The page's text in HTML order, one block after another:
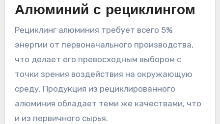
Алюминий с рециклингом
Рециклинг алюминия требует всего 5%
энергии от первоначального производства,
что делает его превосходным выбором с
точки зрения воздействия на окружающую
среду. Продукция из рециклированного
алюминия обладает теми же качествами, что
и из первичного сырья.